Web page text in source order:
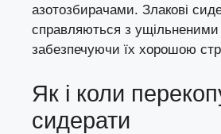
азотозбирачами. Злакові
справляються з
забезпечуючи їх хорошою
Як і коли
сидерати